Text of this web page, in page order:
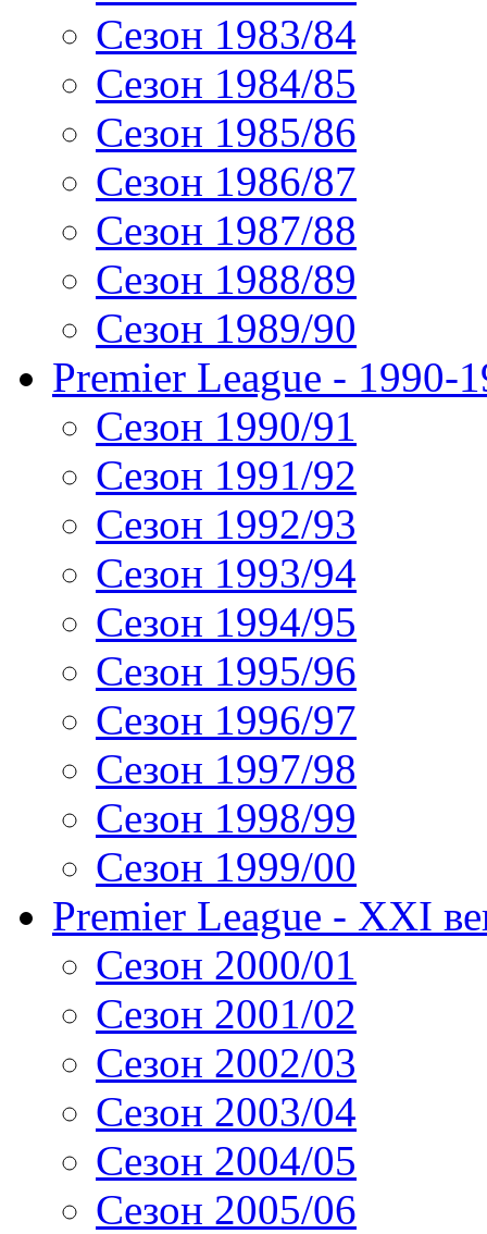
Сезон 1983/84
Сезон 1984/85
Сезон 1985/86
Сезон 1986/87
Сезон 1987/88
Сезон 1988/89
Сезон 1989/90
Premier League - 1990-
Сезон 1990/91
Сезон 1991/92
Сезон 1992/93
Сезон 1993/94
Сезон 1994/95
Сезон 1995/96
Сезон 1996/97
Сезон 1997/98
Сезон 1998/99
Сезон 1999/00
Premier League - XXI
Сезон 2000/01
Сезон 2001/02
Сезон 2002/03
Сезон 2003/04
Сезон 2004/05
Сезон 2005/06